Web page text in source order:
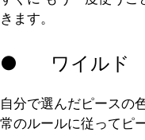
きます。
● ワイルド
自分で選んだピースの
常のルールに従ってピ